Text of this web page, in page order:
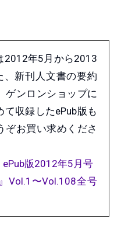
2012年5月から2013
新刊人文書の要約
ゲンロンショップに
収録したePub版も
ぞお買い求めくださ
ePub版2012年5月号
Vol.1〜Vol.108全号